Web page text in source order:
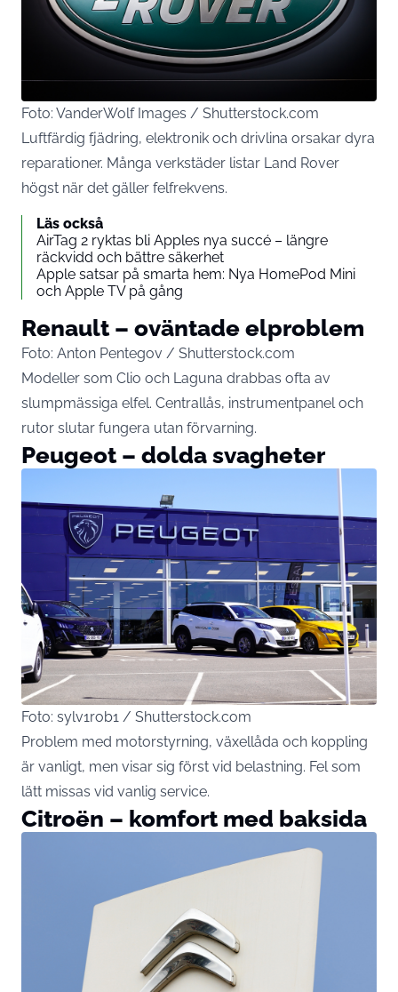
Foto: VanderWolf Images / Shutterstock.com
Luftfärdig fjädring, elektronik och drivlina orsakar dyra
reparationer. Många verkstäder listar Land Rover
högst när det gäller felfrekvens.
Läs också
AirTag 2 ryktas bli Apples nya succé – längre
räckvidd och bättre säkerhet
Apple satsar på smarta hem: Nya HomePod Mini
och Apple TV på gång
Renault – oväntade elproblem
Foto: Anton Pentegov / Shutterstock.com
Modeller som Clio och Laguna drabbas ofta av
slumpmässiga elfel. Centrallås, instrumentpanel och
rutor slutar fungera utan förvarning.
Peugeot – dolda svagheter
Foto: sylv1rob1 / Shutterstock.com
Problem med motorstyrning, växellåda och koppling
är vanligt, men visar sig först vid belastning. Fel som
lätt missas vid vanlig service.
Citroën – komfort med baksida